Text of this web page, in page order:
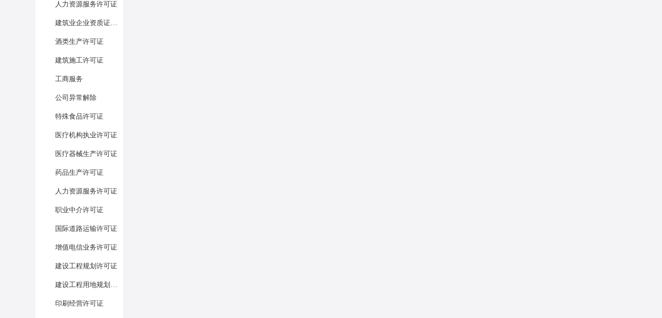
人力资源服务许可证
建筑业企业资质证书许可
酒类生产许可证
建筑施工许可证
工商服务
公司异常解除
特殊食品许可证
医疗机构执业许可证
医疗器械生产许可证
药品生产许可证
人力资源服务许可证
职业中介许可证
国际道路运输许可证
增值电信业务许可证
建设工程规划许可证
建设工程用地规划许可证
印刷经营许可证